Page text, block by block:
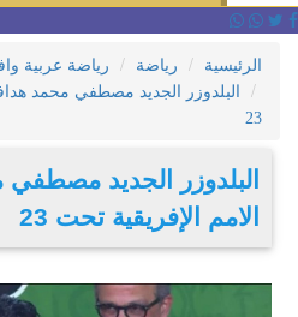
الرئيسية رياضة
رياضة عربية
البلدوزر الجديد مصطفي محمد
23
البلدوزر الجديد
الامم الإفريقية تحت 23